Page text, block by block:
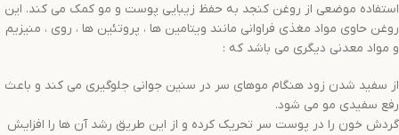
استفاده موضعی از روغن کنجد به حفظ زیبایی پوست و مو کمک می کند. این
روغن حاوی مواد مغذی فراوانی مانند ویتامین ها ، پروتئین ها ، روی ، منیزیم
و مواد معدنی دیگری می باشد که :
از سفید شدن زود هنگام موهای سر در سنین جوانی جلوگیری می کند و باعث
رفع سفیدی مو می شود.
گردش خون را در پوست سر تحریک کرده و از این طریق رشد آن ها را افزایش